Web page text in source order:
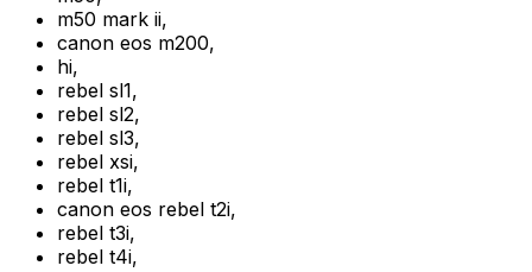
m50 mark ii,
canon eos m200,
hi,
rebel sl1,
rebel sl2,
rebel sl3,
rebel xsi,
rebel t1i,
canon eos rebel t2i,
rebel t3i,
rebel t4i,